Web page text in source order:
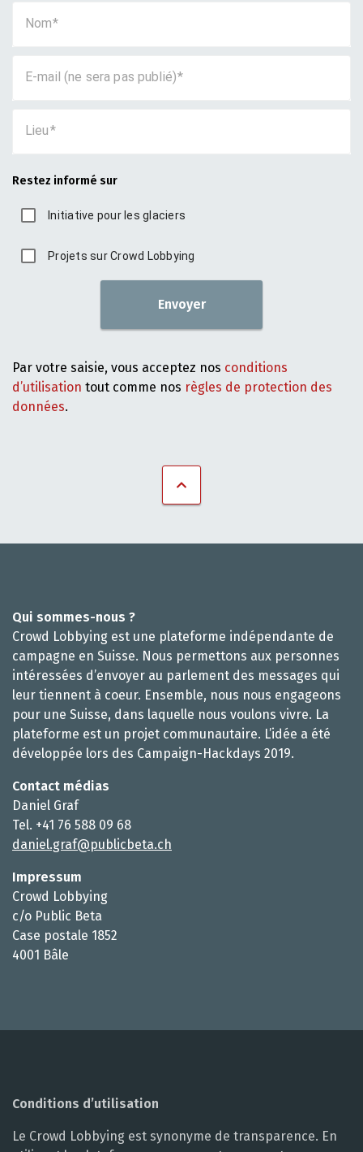
Nom
E-mail (ne sera pas publié)
Lieu
Restez informé sur
Initiative pour les glaciers
Projets sur Crowd Lobbying
Envoyer
Par votre saisie, vous acceptez nos conditions
d’utilisation tout comme nos règles de protection des
données.
Qui sommes-nous ?
Crowd Lobbying est une plateforme indépendante de
campagne en Suisse. Nous permettons aux personnes
intéressées d’envoyer au parlement des messages qui
leur tiennent à coeur. Ensemble, nous nous engageons
pour une Suisse, dans laquelle nous voulons vivre. La
plateforme est un projet communautaire. L’idée a été
développée lors des Campaign-Hackdays 2019.
Contact médias
Daniel Graf
Tel. +41 76 588 09 68
daniel.graf@publicbeta.ch
Impressum
Crowd Lobbying
c/o Public Beta
Case postale 1852
4001 Bâle
Conditions d’utilisation
Le Crowd Lobbying est synonyme de transparence. En